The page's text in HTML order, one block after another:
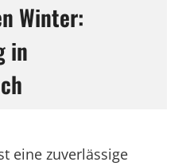
Winter:
in
eine zuverlässige